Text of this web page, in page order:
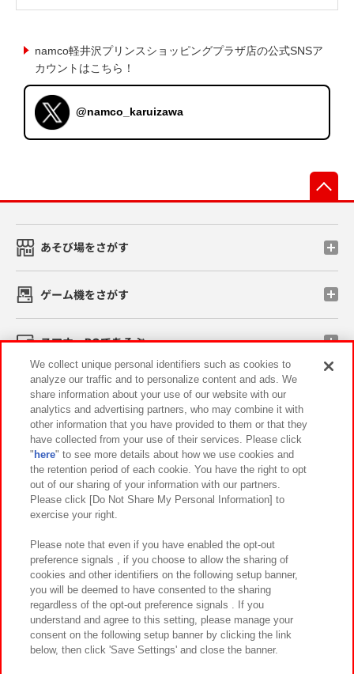
namco軽井沢プリンスショッピングプラザ店の公式SNSア
カウントはこちら！
@namco_karuizawa
あそび場をさがす
ゲーム機をさがす
スマホ・PCであそぶ
イベント・キャンペーン
関連会社 サステナビリティ サイトポリシー
プライバシーポリシー ウェブアクセシビリティ方針と検証結果
お取引先さまとともに
カスタマーハラスメント対応方針 よくあるご質問・お問い合わせ
©Bandai Namco Amusement Inc.
We collect unique personal identifiers such as cookies to
analyze our traffic and to personalize content and ads. We
share information about your use of our website with our
analytics and advertising partners, who may combine it with
other information that you have provided to them or that they
have collected from your use of their services. Please click
" here" to see more details about how we use cookies and
the retention period of each cookie. You have the right to opt
out of our sharing of your information with our partners.
Please click [Do Not Share My Personal Information] to
exercise your right.
Please note that even if you have enabled the opt-out
preference signals , if you choose to allow the sharing of
cookies and other identifiers on the following setup banner,
you will be deemed to have consented to the sharing
regardless of the opt-out preference signals . If you
understand and agree to this setting, please manage your
consent on the following setup banner by clicking the link
below, then click 'Save Settings' and close the banner.